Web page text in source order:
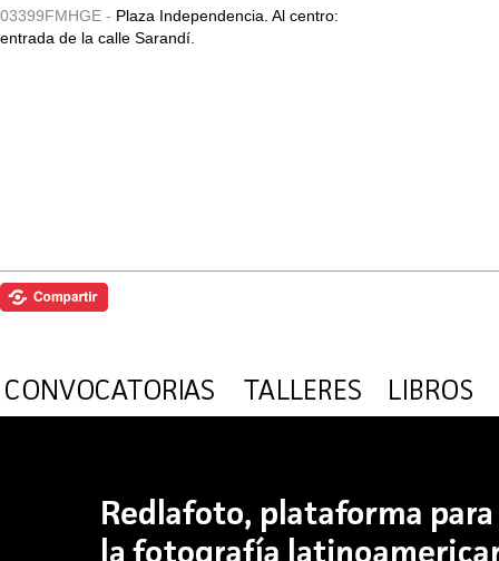
03399FMHGE - Plaza Independencia. Al centro:
entrada de la calle Sarandí.